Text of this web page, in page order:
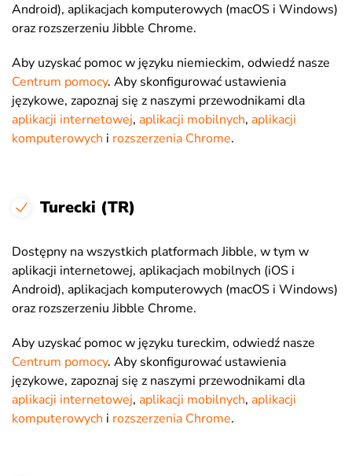
Android), aplikacjach komputerowych (macOS i Windows)
oraz rozszerzeniu Jibble Chrome.
Aby uzyskać pomoc w języku niemieckim, odwiedź nasze
Centrum pomocy. Aby skonfigurować ustawienia
językowe, zapoznaj się z naszymi przewodnikami dla
aplikacji internetowej, aplikacji mobilnych, aplikacji
komputerowych i rozszerzenia Chrome.
Turecki (TR)
Dostępny na wszystkich platformach Jibble, w tym w
aplikacji internetowej, aplikacjach mobilnych (iOS i
Android), aplikacjach komputerowych (macOS i Windows)
oraz rozszerzeniu Jibble Chrome.
Aby uzyskać pomoc w języku tureckim, odwiedź nasze
Centrum pomocy. Aby skonfigurować ustawienia
językowe, zapoznaj się z naszymi przewodnikami dla
aplikacji internetowej, aplikacji mobilnych, aplikacji
komputerowych i rozszerzenia Chrome.